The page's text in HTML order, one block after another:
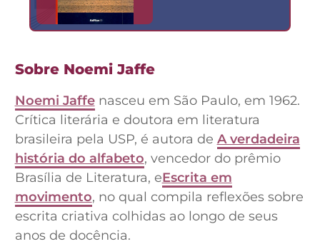
Sobre Noemi Jaffe
Noemi Jaffenasceu em São Paulo, em 1962.
Crítica literária e doutora em literatura
brasileira pela USP, é autora de A verdadeira
história do alfabeto, vencedor do prêmio
Brasília de Literatura, eEscrita em
movimento, no qual compila reflexões sobre
escrita criativa colhidas ao longo de seus
anos de docência.